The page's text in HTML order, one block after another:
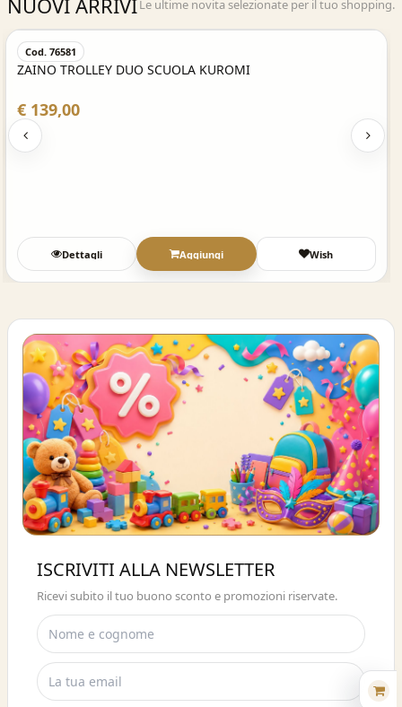
NUOVI ARRIVILe ultime novita selezionate per il tuo shopping.
Acquisto Veloce
Cod. 76581
ZAINO TROLLEY DUO SCUOLA KUROMI
€ 139,00
Dettagli Aggiungi Wish
ISCRIVITI E OTTIENI SUBITO UNO
SCONTO DEL 10%
ISCRIVITI ALLA NEWSLETTER
Ricevi subito il tuo buono sconto e promozioni riservate.